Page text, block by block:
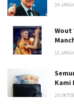
24
Wout
13
Kami
25